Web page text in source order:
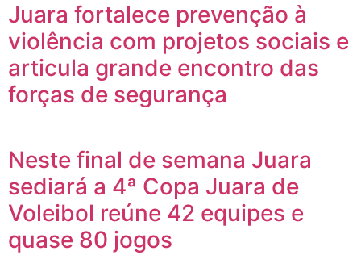
Juara fortalece prevenção à
violência com projetos sociais e
articula grande encontro das
forças de segurança
Neste final de semana Juara
sediará a 4ª Copa Juara de
Voleibol reúne 42 equipes e
quase 80 jogos